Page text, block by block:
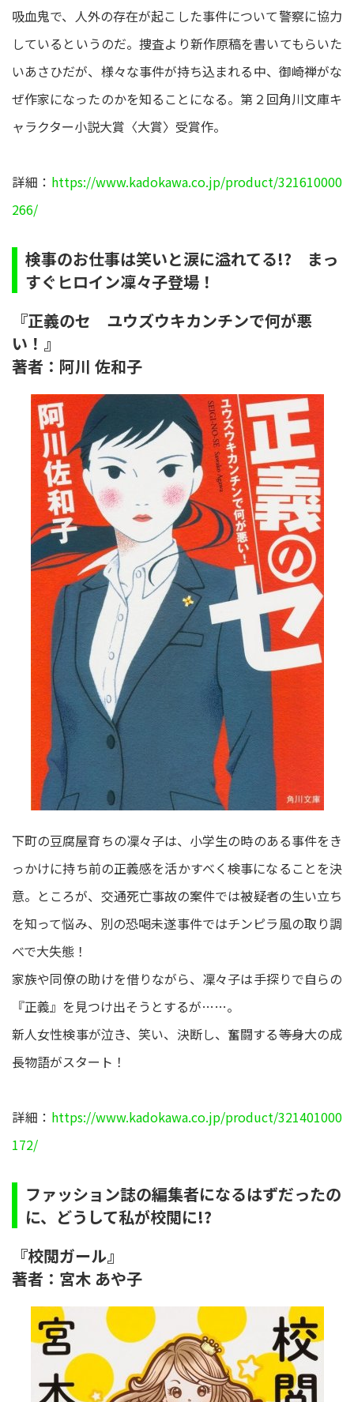
吸血鬼で、人外の存在が起こした事件について警察に協力
しているというのだ。捜査より新作原稿を書いてもらいた
いあさひだが、様々な事件が持ち込まれる中、御崎禅がな
ぜ作家になったのかを知ることになる。第２回角川文庫キ
ャラクター小説大賞〈大賞〉受賞作。
詳細： https://www.kadokawa.co.jp/product/321610000
266/
検事のお仕事は笑いと涙に溢れてる!? まっ
すぐヒロイン凜々子登場！
『正義のセ ユウズウキカンチンで何が悪
い！』
著者：阿川 佐和子
下町の豆腐屋育ちの凜々子は、小学生の時のある事件をき
っかけに持ち前の正義感を活かすべく検事になることを決
意。ところが、交通死亡事故の案件では被疑者の生い立ち
を知って悩み、別の恐喝未遂事件ではチンピラ風の取り調
べで大失態！
家族や同僚の助けを借りながら、凜々子は手探りで自らの
『正義』を見つけ出そうとするが……。
新人女性検事が泣き、笑い、決断し、奮闘する――等身大の成
長物語がスタート！
詳細： https://www.kadokawa.co.jp/product/321401000
172/
ファッション誌の編集者になるはずだったの
に、どうして私が校閲に!?
『校閲ガール』
著者：宮木 あや子